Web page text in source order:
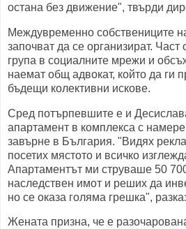
остана без движение", твърди
Междувременно собствениците
започват да се организират. Част
група в социалните мрежи и
наемат общ адвокат, който да ги
бъдещи колективни искове.
Сред потърпевшите е и
апартамент в комплекса с
завърне в България. "Видях
посетих мястото и всичко
Апартаментът ми струваше 50
наследствен имот и реших да
но се оказа голяма грешка",
Жената призна, че е